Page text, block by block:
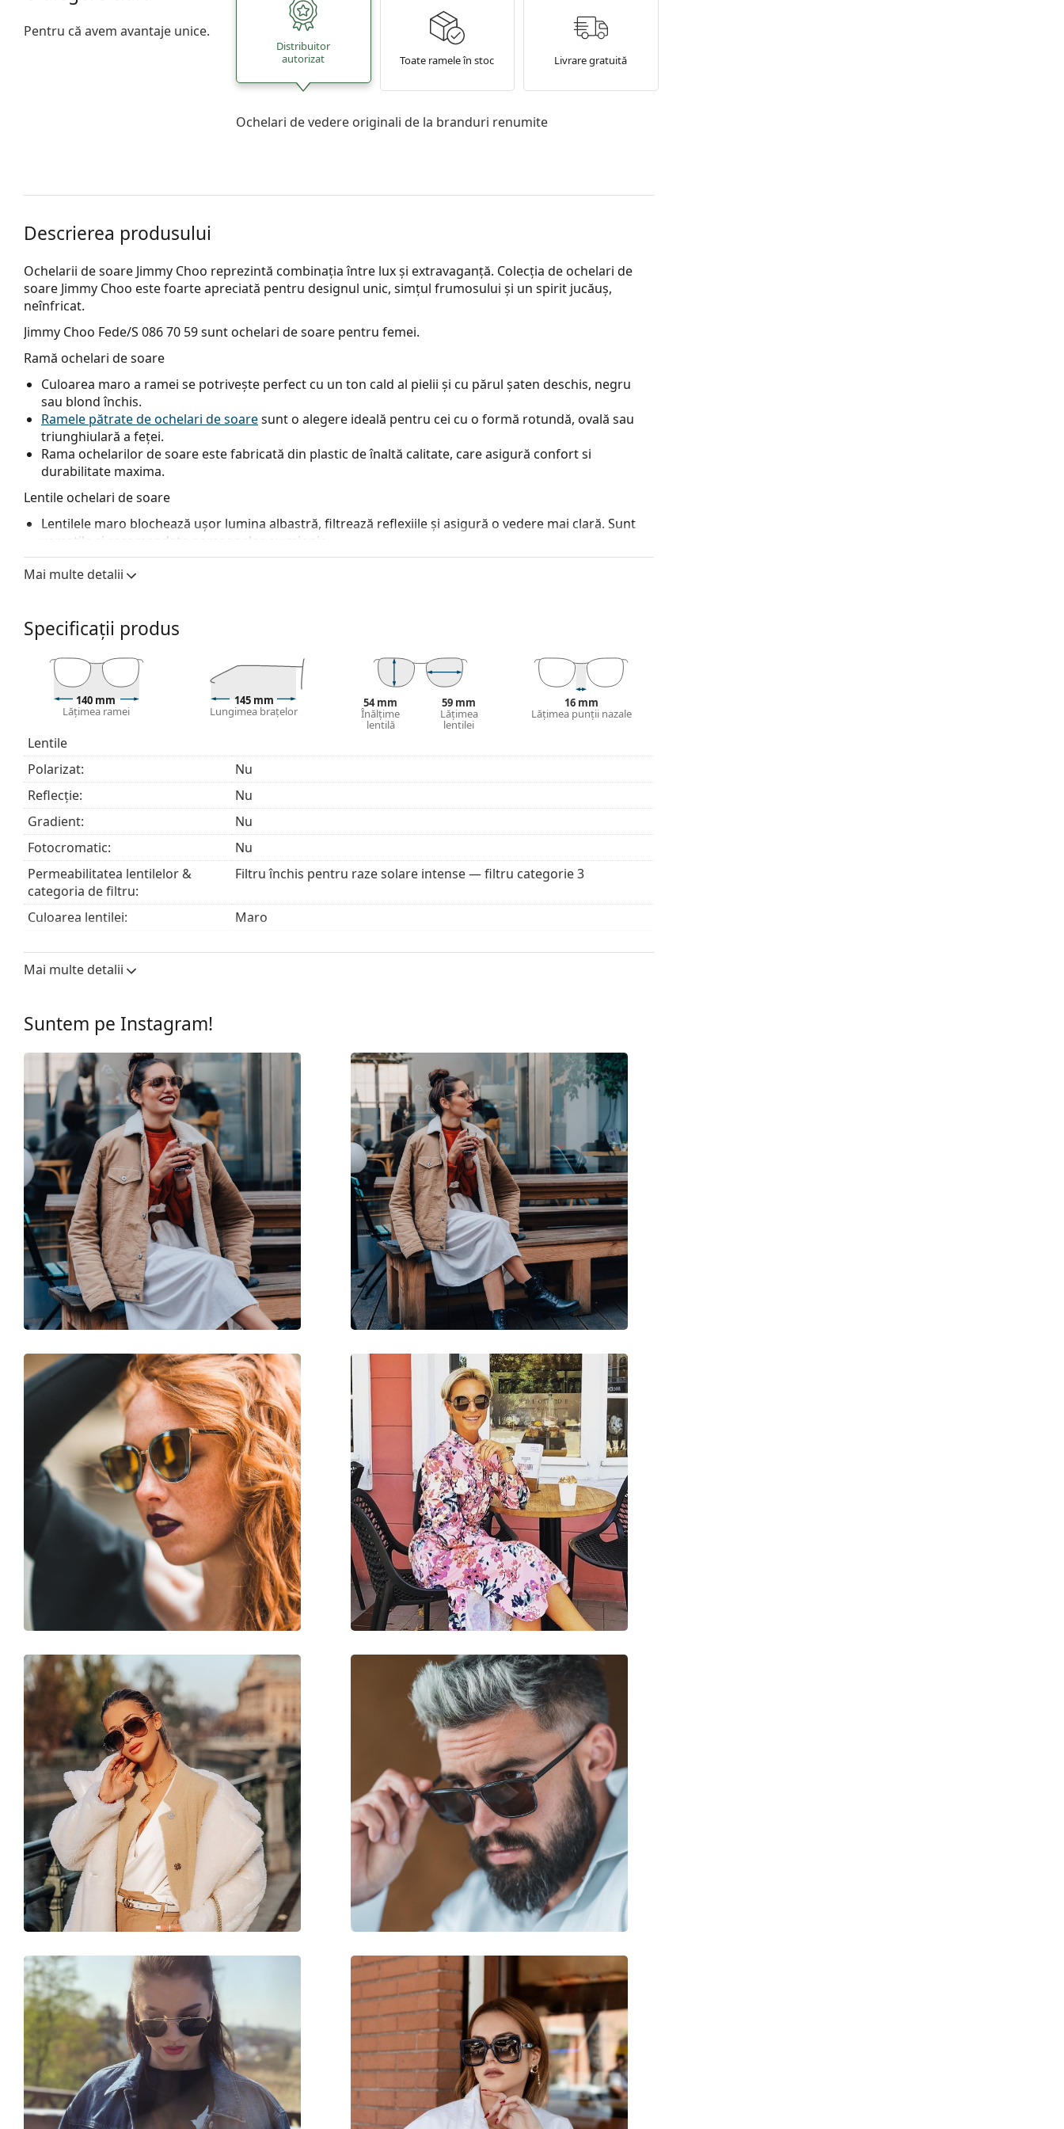
Pentru că avem avantaje unice.
Distribuitor
autorizat
Toate ramele în stoc Livrare gratuită
Ochelari de vedere originali de la branduri renumite
Descrierea produsului
Ochelarii de soare Jimmy Choo reprezintă combinația între lux și extravaganță. Colecția de ochelari de
soare Jimmy Choo este foarte apreciată pentru designul unic, simțul frumosului și un spirit jucăuș,
neînfricat.
Jimmy Choo Fede/S 086 70 59sunt ochelari de soare pentru femei.
Ramă ochelari de soare
Culoarea maro a ramei se potrivește perfect cu un ton cald al pielii și cu părul șaten deschis, negru
sau blond închis.
Ramele pătrate de ochelari de soaresunt o alegere ideală pentru cei cu o formă rotundă, ovală sau
triunghiulară a feței.
Rama ochelarilor de soare este fabricată din plastic de înaltă calitate, care asigură confort si
durabilitate maxima.
Lentile ochelari de soare
Lentilele maro blochează ușor lumina albastră, filtrează reflexiile și asigură o vedere mai clară. Sunt
versatile și recomandate persoanelor cu miopie.
Lentilele sunt fabricate din plastic, ale cărui avantaje incontestabile sunt greutatea redusă și
rezistența la fisuri.
expunerea intensă la soare pe plajă sau în oraș.
Accesorii
Livrăm ochelarii de soare în tocul lor original. Culoarea tocului și designul acestuia pot varia.
Laveta furnizată este ideală pentru curățarea și îngrijirea ochelarilor de soare. Este posibil ca unele
modele să fie livrate cu un săculeț textil în loc de lavetă.
Explorează întreaga gamă de
Mai multe detalii
Specificații produs
140 mm
Lățimea ramei
145 mm
Lungimea brațelor
54 mm
Înălțime
lentilă
59 mm
Lățimea
lentilei
16 mm
Lățimea punții nazale
Lentile
Polarizat:
Nu
Reflecție:
Nu
Gradient:
Nu
Fotocromatic:
Nu
Permeabilitatea lentilelor &
categoria de filtru:
Filtru închis pentru raze solare intense — filtru categorie 3
Culoarea lentilei:
Maro
Lățimea lentilei:
Filtru UV 400:
Forma ramei:
Pătrată
Culoarea ramei:
Maro
Materialul ramei :
Mărime:
M
Lățimea ramei:
140 mm
Lungimea brațelor:
145 mm
Lățimea punții nazale:
16 mm
Greutate:
170 g
Pernițe reglabile pentru nas:
Nu
Balama flexibilă:
Nu
Accesorii
Suport:
Da
Lavetă pentru curățat:
Da
Femei
Categorie:
Ochelari de soare
Brand:
Jimmy Choo
Utilizare:
Modă
Fede/S 086 70 59
Mai multe detalii
Suntem pe Instagram!